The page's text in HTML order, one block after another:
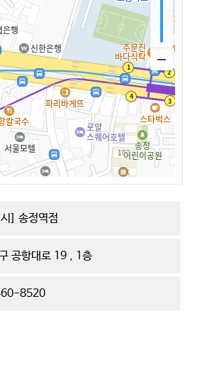
] 송정역점
공항대로 19 , 1층
8520